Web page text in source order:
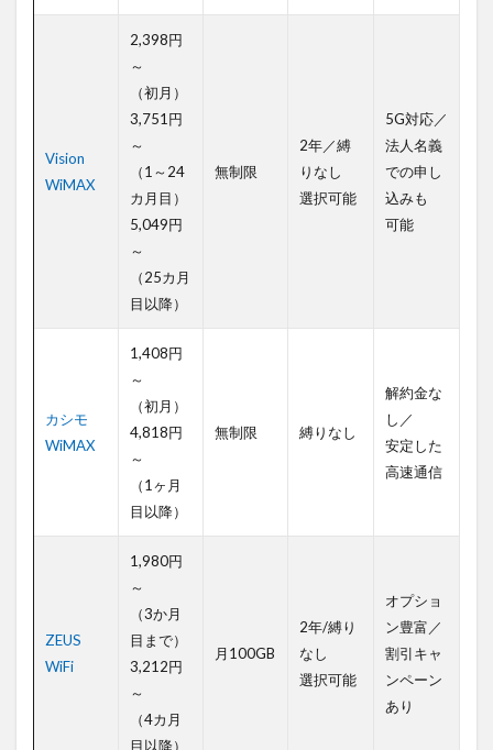
軟に対応
できるこ
とが多い
です。
人
Fi
型
Wi-
Vision
WiMAX
2,398円
～
（初月）
3,751円
～
（1～24
カ月目）
5,049円
～
（25カ月
目以降）
無制限
2年／縛
りなし
選択可能
5G対応／
法人名義
での申し
込みも
可能
カシモ
WiMAX
1,408円
～
（初月）
4,818円
～
（1ヶ月
目以降）
無制限 縛りなし
解約金な
し／
安定した
高速通信
ZEUS
WiFi
1,980円
～
（3か月
目まで）
3,212円
～
（4カ月
目以降）
月100GB
2年/縛り
なし
選択可能
オプショ
ン豊富／
割引キャ
ンペーン
あり